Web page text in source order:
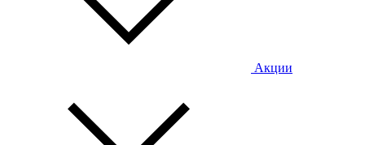
Акции